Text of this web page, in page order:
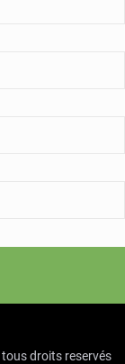
tous droits reservés